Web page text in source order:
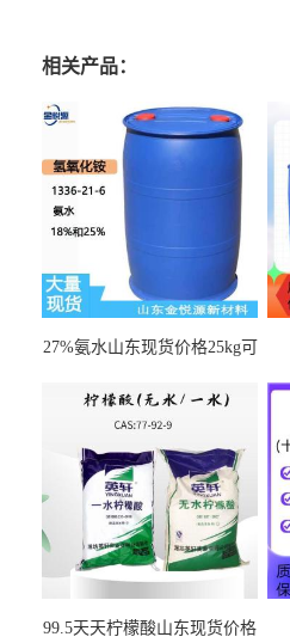
相关产品：
27%氨水山东现货价格25kg可
99.5天天柠檬酸山东现货价格